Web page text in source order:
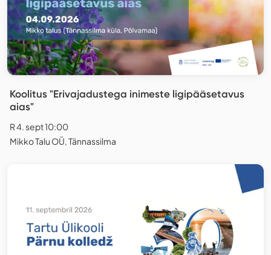
Koolitus "Erivajadustega inimeste ligipääsetavus
aias"
R 4. sept 10:00
Mikko Talu OÜ, Tännassilma